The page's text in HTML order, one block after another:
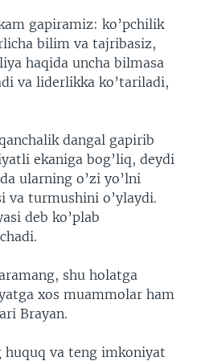
gapiramiz: ko’pchilik
bilim va tajribasiz,
haqida uncha bilmasa
va liderlikka ko’tariladi,
dangal gapirib
ekaniga bog’liq, deydi
ularning o’zi yo’lni
va turmushini o’ylaydi.
deb ko’plab
shu holatga
xos muammolar ham
Brayan.
va teng imkoniyat